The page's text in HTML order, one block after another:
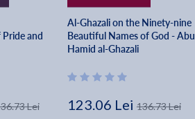
and
Lei
Al-Ghazali on the Ninety-nine
Beautiful Names of God - Abu
Hamid al-Ghazali
123.06 Lei 136.73 Lei